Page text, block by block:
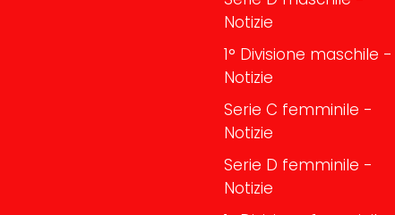
Notizie
1° Divisione maschile -
Notizie
Serie C femminile -
Notizie
Serie D femminile -
Notizie